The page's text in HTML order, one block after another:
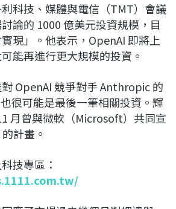
科技、媒體與電信（TMT）會議
論的 1000 億美元投資規模，目
現」。他表示，OpenAI 即將上
能再進行更大規模的投資。
OpenAI 競爭對手 Anthropic 的
很可能是最後一筆相關投資。輝
月曾與微軟（Microsoft）共同宣
計畫。
技專區：